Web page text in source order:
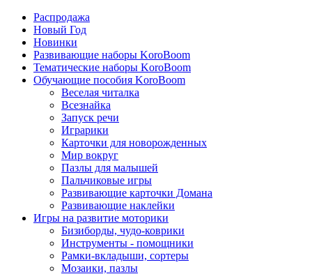
Распродажа
Новый Год
Новинки
Развивающие наборы KoroBoom
Тематические наборы KoroBoom
Обучающие пособия KoroBoom
Веселая читалка
Всезнайка
Запуск речи
Играрики
Карточки для новорожденных
Мир вокруг
Пазлы для малышей
Пальчиковые игры
Развивающие карточки Домана
Развивающие наклейки
Игры на развитие моторики
Бизиборды, чудо-коврики
Инструменты - помощники
Рамки-вкладыши, сортеры
Мозаики, пазлы